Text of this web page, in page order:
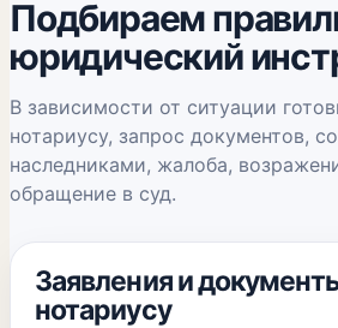
Подбираем
юридический
В зависимости от ситуации
нотариусу, запрос документов,
наследниками, жалоба,
обращение в суд.
Заявления и
нотариусу